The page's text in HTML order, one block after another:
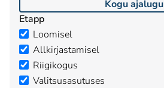
Kogu ajalugu
Etapp
Loomisel
Allkirjastamisel
Riigikogus
Valitsusasutuses